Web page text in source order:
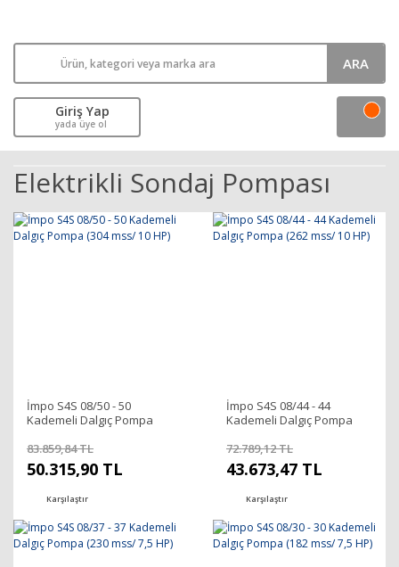
ARA
Giriş Yap
yada üye ol
Elektrikli Sondaj Pompası
İmpo S4S 08/50 - 50
Kademeli Dalgıç Pompa
83.859,84 TL
50.315,90 TL
Karşılaştır
İmpo S4S 08/44 - 44
Kademeli Dalgıç Pompa
72.789,12 TL
43.673,47 TL
Karşılaştır